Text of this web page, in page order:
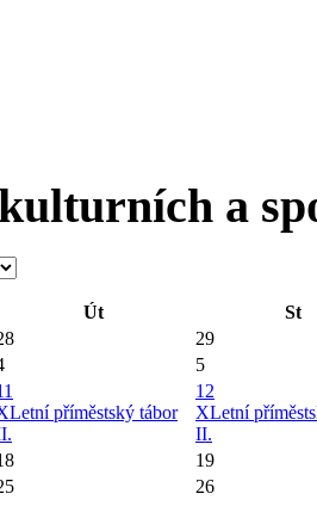
a
Út
St
29
5
Letní příměstský tábor
12
XLetní
II.
19
26